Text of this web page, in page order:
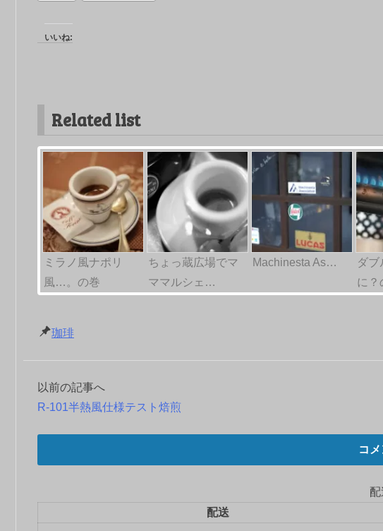
いいね:
Related list
ミラノ風ナポリ
風…。の巻
ちょっ蔵広場でマ
ママルシェ…
Machinesta As…
ダブ
に？
珈琲
投
以前の記事へ
R-101半熱風仕様テスト焙煎
コ
配送